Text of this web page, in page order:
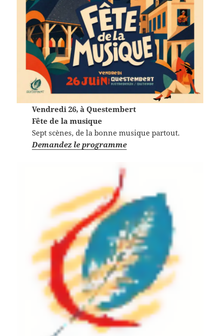
Vendredi 26, à Questembert
Fête de la musique
Sept scènes, de la bonne musique partout.
Demandez le programme